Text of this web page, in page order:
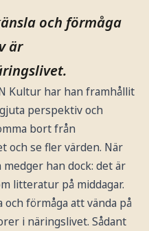
och förmåga
är
Kultur har han framhållit
perspektiv och
bort från
och se fler värden. När
han dock: det är
litteratur på middagar.
förmåga att vända på
i näringslivet. Sådant